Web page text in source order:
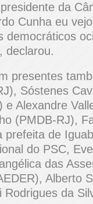
da
Cunha eu
democráticos
declarou.
presentes
Sóstenes
Alexandre
(PMDB-RJ),
prefeita de
do PSC,
das
Alberto
Rodrigues da